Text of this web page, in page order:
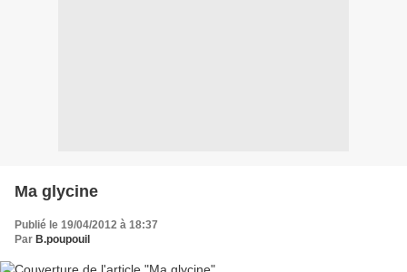
Ma glycine
Publié le 19/04/2012 à 18:37
Par B.poupouil